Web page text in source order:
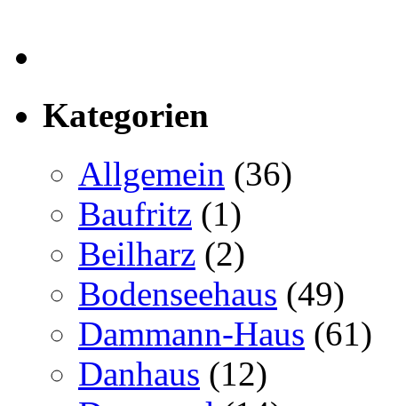
Kategorien
Allgemein (36)
Baufritz (1)
Beilharz (2)
Bodenseehaus (49)
Dammann-Haus (61)
Danhaus (12)